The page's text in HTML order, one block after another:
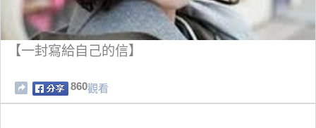
【一封寫給自己的信】
860觀看